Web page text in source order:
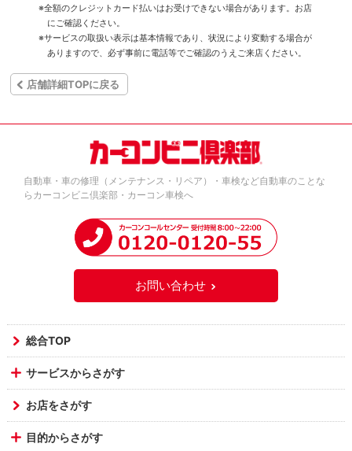
※全額のクレジットカード払いはお受けできない場合があります。お店
にご確認ください。
※サービスの取扱い表示は基本情報であり、状況により変動する場合が
ありますので、必ず事前に電話等でご確認のうえご来店ください。
店舗詳細TOPに戻る
自動車・車の修理（メンテナンス・リペア）・車検など自動車のことな
らカーコンビニ倶楽部・カーコン車検へ
お問い合わせ
総合TOP
サービスからさがす
お店をさがす
目的からさがす